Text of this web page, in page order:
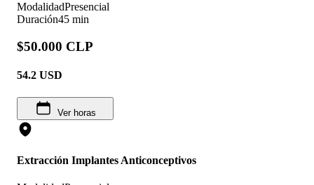
ModalidadPresencial
Duración45 min
$50.000 CLP
54.2 USD
Ver horas
Extracción Implantes Anticonceptivos